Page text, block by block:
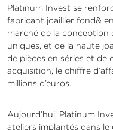
Platinum Invest se
fabricant joaillier fond&
marché de la conception
uniques, et de la haute
de pièces en séries et de
acquisition, le chiffre
millions d’euros.
Aujourd’hui, Platinum
ateliers implantés dans